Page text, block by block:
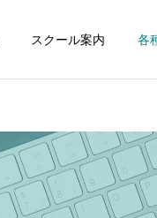
スクール案内 各
初心者スクール